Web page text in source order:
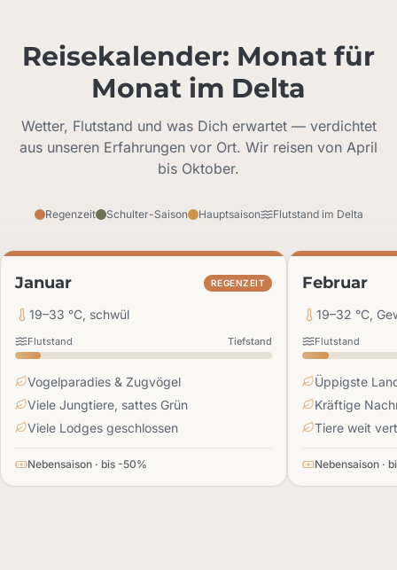
Reisekalender: Monat für
Monat im Delta
Wetter, Flutstand und was Dich erwartet — verdichtet
aus unseren Erfahrungen vor Ort. Wir reisen von April
bis Oktober.
Regenzeit Schulter-Saison Hauptsaison Flutstand im Delta
Januar REGENZEIT
19–33 °C, schwül
Flutstand Tiefstand
Vogelparadies & Zugvögel
Viele Jungtiere, sattes Grün
Viele Lodges geschlossen
Nebensaison · bis -50%
Februar
19–32 °C,
Flutstand
Üppigste
Kräftige
Tiere weit
Nebensaison ·